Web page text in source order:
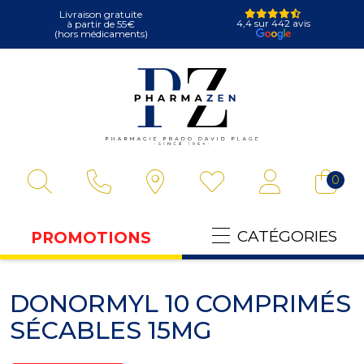
Livraison gratuite
à partir de 55€
(hors médicaments)
4,4 sur 442 avis
0
PROMOTIONS CATÉGORIES
DONORMYL 10 COMPRIMÉS
SÉCABLES 15MG